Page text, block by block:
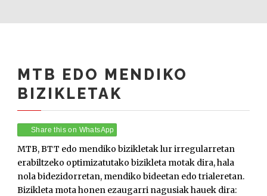
MTB EDO MENDIKO
BIZIKLETAK
Share this on WhatsApp
MTB, BTT edo mendiko bizikletak lur irregularretan
erabiltzeko optimizatutako bizikleta motak dira, hala
nola bidezidorretan, mendiko bideetan edo trialeretan.
Bizikleta mota honen ezaugarri nagusiak hauek dira: